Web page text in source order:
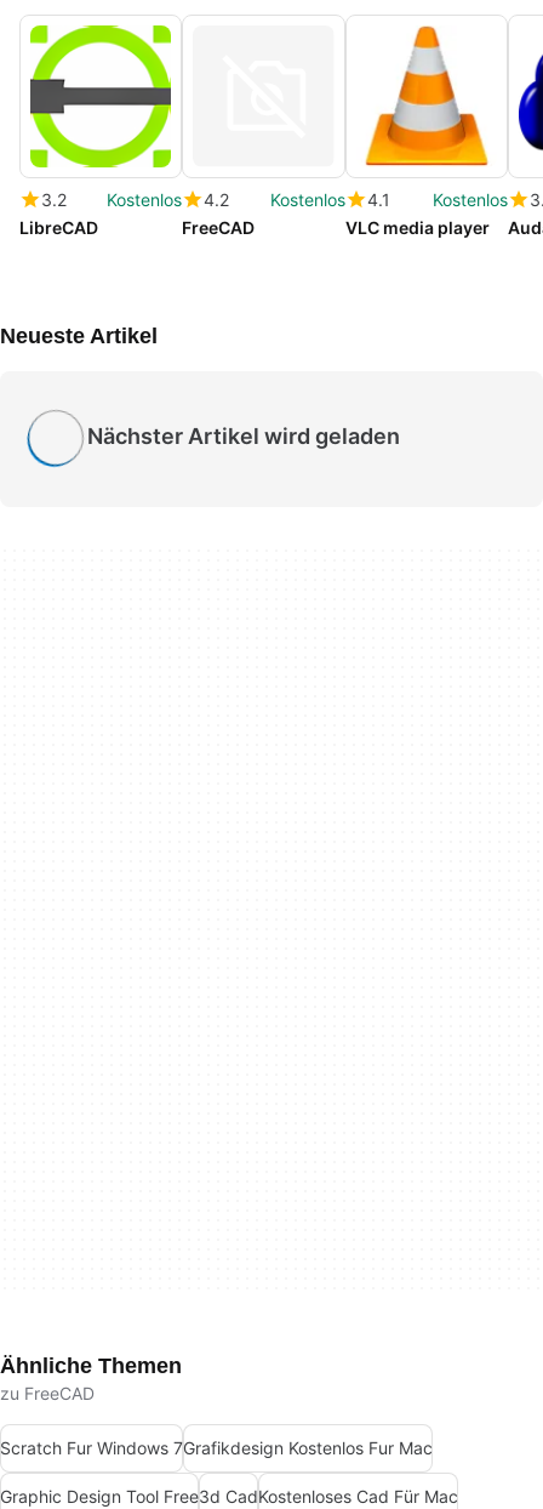
3.2
Kostenlos
LibreCAD
4.2
Kostenlos
FreeCAD
4.1
Kostenlos
VLC media player
Neueste Artikel
Nächster Artikel wird geladen
Ähnliche Themen
zu FreeCAD
Scratch Fur Windows 7Grafikdesign Kostenlos Fur Mac
Graphic Design Tool Free3d CadKostenloses Cad Für Mac